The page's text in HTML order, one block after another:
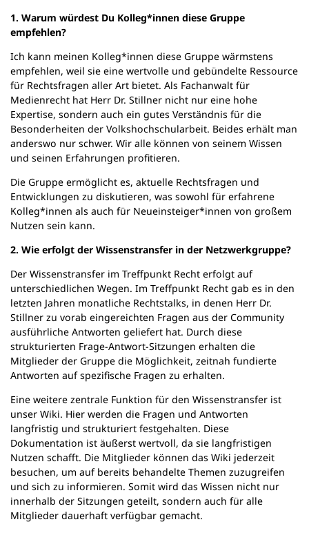
1. Warum würdest Du Kolleg*innen diese Gruppe
empfehlen?
Ich kann meinen Kolleg*innen diese Gruppe wärmstens
empfehlen, weil sie eine wertvolle und gebündelte Ressource
für Rechtsfragen aller Art bietet. Als Fachanwalt für
Medienrecht hat Herr Dr. Stillner nicht nur eine hohe
Expertise, sondern auch ein gutes Verständnis für die
Besonderheiten der Volkshochschularbeit. Beides erhält man
anderswo nur schwer. Wir alle können von seinem Wissen
und seinen Erfahrungen profitieren.
Die Gruppe ermöglicht es, aktuelle Rechtsfragen und
Entwicklungen zu diskutieren, was sowohl für erfahrene
Kolleg*innen als auch für Neueinsteiger*innen von großem
Nutzen sein kann.
2. Wie erfolgt der Wissenstransfer in der Netzwerkgruppe?
Der Wissenstransfer im Treffpunkt Recht erfolgt auf
unterschiedlichen Wegen. Im Treffpunkt Recht gab es in den
letzten Jahren monatliche Rechtstalks, in denen Herr Dr.
Stillner zu vorab eingereichten Fragen aus der Community
ausführliche Antworten geliefert hat. Durch diese
strukturierten Frage-Antwort-Sitzungen erhalten die
Mitglieder der Gruppe die Möglichkeit, zeitnah fundierte
Antworten auf spezifische Fragen zu erhalten.
Eine weitere zentrale Funktion für den Wissenstransfer ist
unser Wiki. Hier werden die Fragen und Antworten
langfristig und strukturiert festgehalten. Diese
Dokumentation ist äußerst wertvoll, da sie langfristigen
Nutzen schafft. Die Mitglieder können das Wiki jederzeit
besuchen, um auf bereits behandelte Themen zuzugreifen
und sich zu informieren. Somit wird das Wissen nicht nur
innerhalb der Sitzungen geteilt, sondern auch für alle
Mitglieder dauerhaft verfügbar gemacht.